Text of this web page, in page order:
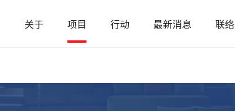
关于 项目 行动 最新消息 联